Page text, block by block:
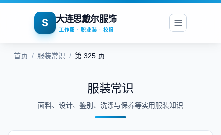
S 大连思戴尔服饰
工作服 · 职业装 · 校服
首页 / 服装常识 / 第 325 页
服装常识
面料、设计、鉴别、洗涤与保养等实用服装知识